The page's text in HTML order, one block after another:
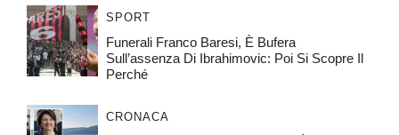
SPORT
Funerali Franco Baresi, È Bufera
Sull’assenza Di Ibrahimovic: Poi Si Scopre Il
Perché
CRONACA